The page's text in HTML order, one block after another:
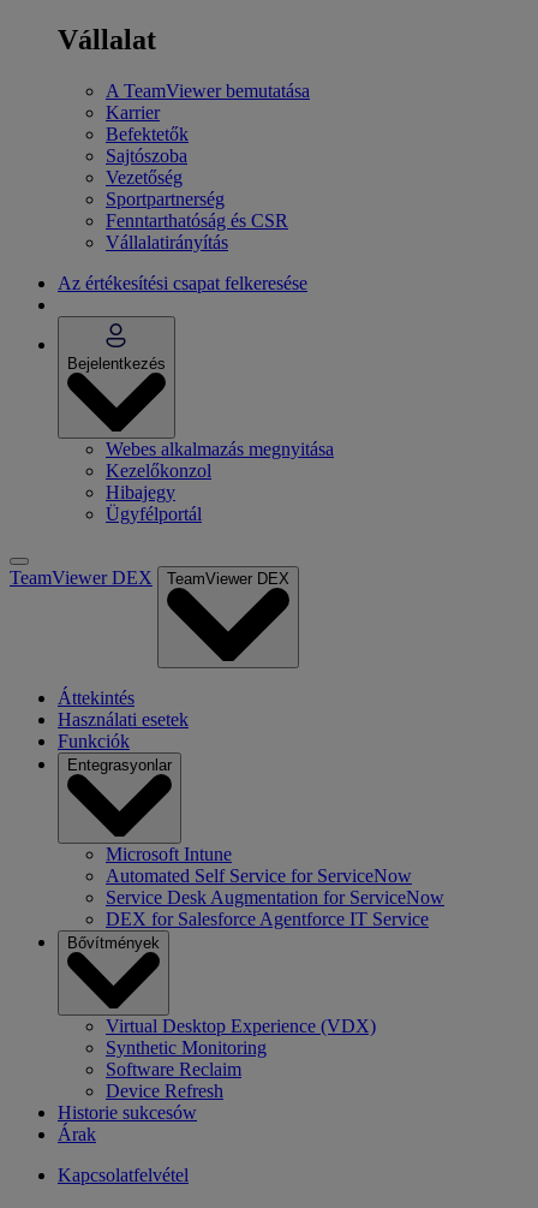
Vállalat
A TeamViewer bemutatása
Karrier
Befektetők
Sajtószoba
Vezetőség
Sportpartnerség
Fenntarthatóság és CSR
Vállalatirányítás
Az értékesítési csapat felkeresése
Bejelentkezés
Webes alkalmazás megnyitása
Kezelőkonzol
Hibajegy
Ügyfélportál
TeamViewer DEX TeamViewer DEX
Áttekintés
Használati esetek
Funkciók
Entegrasyonlar
Microsoft Intune
Automated Self Service for ServiceNow
Service Desk Augmentation for ServiceNow
DEX for Salesforce Agentforce IT Service
Bővítmények
Virtual Desktop Experience (VDX)
Synthetic Monitoring
Software Reclaim
Device Refresh
Historie sukcesów
Árak
Kapcsolatfelvétel